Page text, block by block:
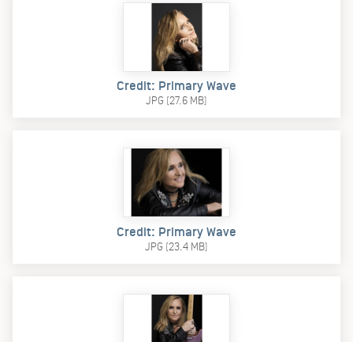
Credit: Primary Wave
JPG (27.6 MB)
Credit: Primary Wave
JPG (23.4 MB)